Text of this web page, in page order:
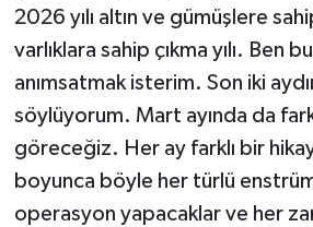
2026 yılı altın ve gümüşlere sahip
varlıklara sahip çıkma yılı. Ben
anımsatmak isterim. Son iki
söylüyorum. Mart ayında da
göreceğiz. Her ay farklı bir
boyunca böyle her türlü
operasyon yapacaklar ve her